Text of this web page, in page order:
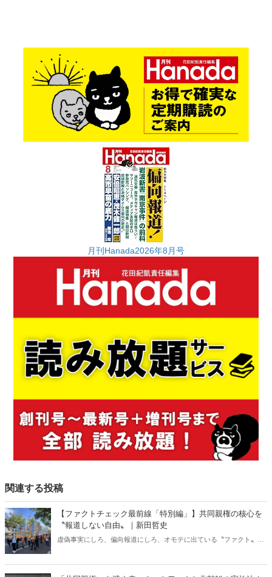
月刊Hanada2026年8月号
関連する投稿
【ファクトチェック最前線「特別編」】共同親権の核心を
〝報道しない自由〟｜新田哲史
虚偽事実にしろ、偏向報道にしろ、オモテに出ている〝ファクト〟は
がその対象になっていると感じるのが共同親権の問題だ。